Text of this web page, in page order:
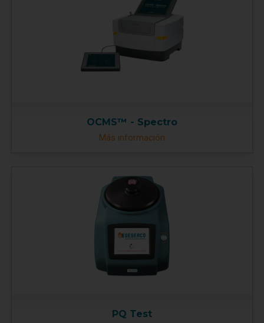
OCMS™ - Spectro
Más información
PQ Test